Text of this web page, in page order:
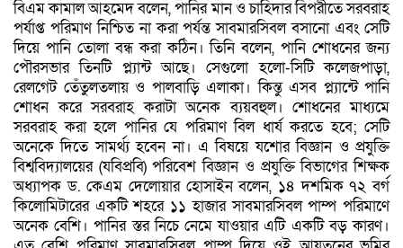
বিএম কামাল আহমেদ বলেন, পানির মান ও চাহিদার বিপরীতে সরবরাহ
পর্যাপ্ত পরিমাণ নিশ্চিত না করা পর্যন্ত সাবমারসিবল বসানো এবং সেটি
দিয়ে পানি তোলা বন্ধ করা কঠিন। তিনি বলেন, পানি শোধনের জন্য
পৌরসভার তিনটি প্ল্যান্ট আছে। সেগুলো হলো-সিটি কলেজপাড়া,
রেলগেট তেঁতুলতলায় ও পালবাড়ি এলাকা। কিন্তু এসব প্ল্যান্টে পানি
শোধন করে সরবরাহ করাটা অনেক ব্যয়বহুল। শোধনের মাধ্যমে
সরবরাহ করা হলে পানির যে পরিমাণ বিল ধার্য করতে হবে; সেটি
অনেকে দিতে সামর্থ্য হবেন না। এ বিষয়ে যশোর বিজ্ঞান ও প্রযুক্তি
বিশ্ববিদ্যালয়ের (যবিপ্রবি) পরিবেশ বিজ্ঞান ও প্রযুক্তি বিভাগের শিক্ষক
অধ্যাপক ড. কেএম দেলোয়ার হোসাইন বলেন, ১৪ দশমিক ৭২ বর্গ
কিলোমিটারের একটি শহরে ১১ হাজার সাবমারসিবল পাম্প পরিমাণে
অনেক বেশি। পানির স্তর নিচে নেমে যাওয়ার এটি একটি বড় কারণ।